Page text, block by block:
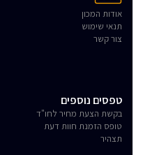
אודות המכון
תנאי שימוש
צור קשר
טפסים נוספים
בקשת הצעת מחיר לחו"ד
טופס הזמנת חוות דעת
תצהיר